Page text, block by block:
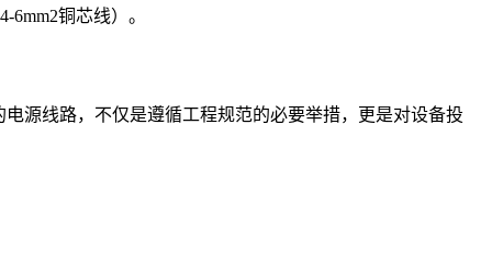
铜芯线）。
源线路，不仅是遵循工程规范的必要举措，更是对设备投